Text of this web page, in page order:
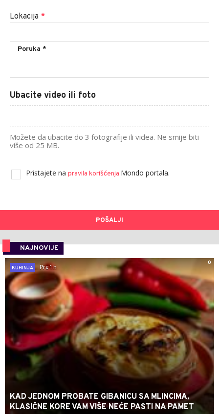
Lokacija *
Ubacite video ili foto
Možete da ubacite do 3 fotografije ili videa. Ne smije biti
više od 25 MB.
Pristajete na pravila korišćenja Mondo portala.
POŠALJI
NAJNOVIJE
0
KUHINJA
Pre 1 h
KAD JEDNOM PROBATE GIBANICU SA MLINCIMA,
KLASIČNE KORE VAM VIŠE NEĆE PASTI NA PAMET